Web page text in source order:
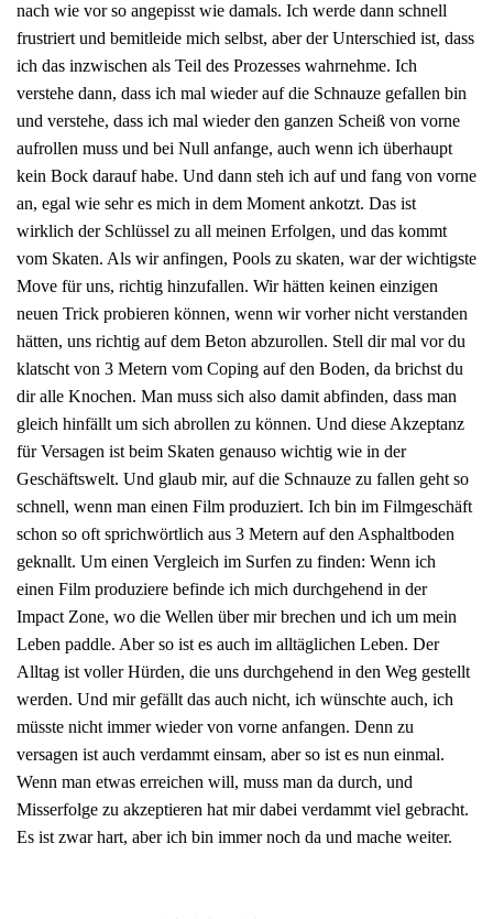
nach wie vor so angepisst wie damals. Ich werde dann schnell
frustriert und bemitleide mich selbst, aber der Unterschied ist, dass
ich das inzwischen als Teil des Prozesses wahrnehme. Ich
verstehe dann, dass ich mal wieder auf die Schnauze gefallen bin
und verstehe, dass ich mal wieder den ganzen Scheiß von vorne
aufrollen muss und bei Null anfange, auch wenn ich überhaupt
kein Bock darauf habe. Und dann steh ich auf und fang von vorne
an, egal wie sehr es mich in dem Moment ankotzt. Das ist
wirklich der Schlüssel zu all meinen Erfolgen, und das kommt
vom Skaten. Als wir anfingen, Pools zu skaten, war der wichtigste
Move für uns, richtig hinzufallen. Wir hätten keinen einzigen
neuen Trick probieren können, wenn wir vorher nicht verstanden
hätten, uns richtig auf dem Beton abzurollen. Stell dir mal vor du
klatscht von 3 Metern vom Coping auf den Boden, da brichst du
dir alle Knochen. Man muss sich also damit abfinden, dass man
gleich hinfällt um sich abrollen zu können. Und diese Akzeptanz
für Versagen ist beim Skaten genauso wichtig wie in der
Geschäftswelt. Und glaub mir, auf die Schnauze zu fallen geht so
schnell, wenn man einen Film produziert. Ich bin im Filmgeschäft
schon so oft sprichwörtlich aus 3 Metern auf den Asphaltboden
geknallt. Um einen Vergleich im Surfen zu finden: Wenn ich
einen Film produziere befinde ich mich durchgehend in der
Impact Zone, wo die Wellen über mir brechen und ich um mein
Leben paddle. Aber so ist es auch im alltäglichen Leben. Der
Alltag ist voller Hürden, die uns durchgehend in den Weg gestellt
werden. Und mir gefällt das auch nicht, ich wünschte auch, ich
müsste nicht immer wieder von vorne anfangen. Denn zu
versagen ist auch verdammt einsam, aber so ist es nun einmal.
Wenn man etwas erreichen will, muss man da durch, und
Misserfolge zu akzeptieren hat mir dabei verdammt viel gebracht.
Es ist zwar hart, aber ich bin immer noch da und mache weiter.